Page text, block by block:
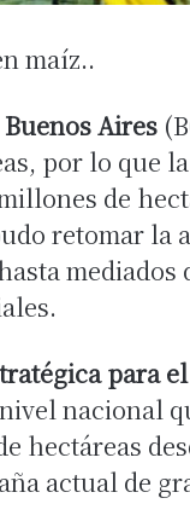
maíz..
Aires
por lo que
de
retomar
para
nacional
hectáreas
actual de